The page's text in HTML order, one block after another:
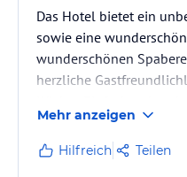
Das Hotel bietet ein
sowie eine
wunderschönen
herzliche
Die Zimmer sind
ausgestattet! Sehr
Mehr anzeigen
Hilfreich Teilen